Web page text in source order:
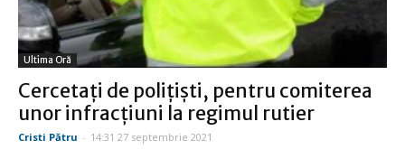
Ultima Oră
Cercetaţi de poliţişti, pentru comiterea
unor infracţiuni la regimul rutier
Cristi Pătru - 14:31 27 septembrie 2021